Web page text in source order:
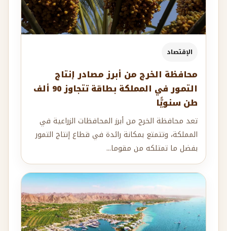
الإقتصاد
محافظة الخرج من أبرز مصادر إنتاج
التمور في المملكة بطاقة تتجاوز 90 ألف
طن سنويًّا
تعد محافظة الخرج من أبرز المحافظات الزراعية في
المملكة، وتتمتع بمكانة رائدة في قطاع إنتاج التمور
بفضل ما تمتلكه من مقوما...